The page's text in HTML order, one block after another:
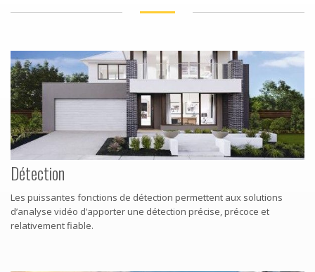
Détection
Les puissantes fonctions de détection permettent aux solutions
d’analyse vidéo d’apporter une détection précise, précoce et
relativement fiable.